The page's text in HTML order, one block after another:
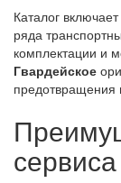
Каталог
ряда
комплектации и
Гвардейское
предотвращения
сервиса